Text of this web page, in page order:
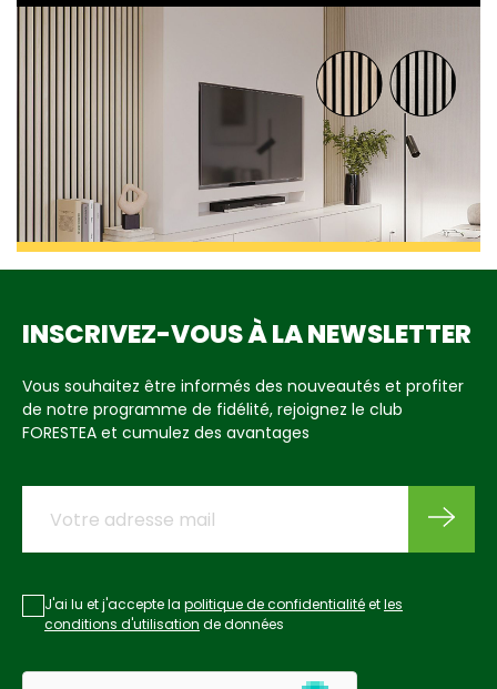
INSCRIVEZ-VOUS À LA NEWSLETTER
Vous souhaitez être informés des nouveautés et profiter
de notre programme de fidélité, rejoignez le club
FORESTEA et cumulez des avantages
J'ai lu et j'accepte la politique de confidentialitéetles
conditions d'utilisation de données